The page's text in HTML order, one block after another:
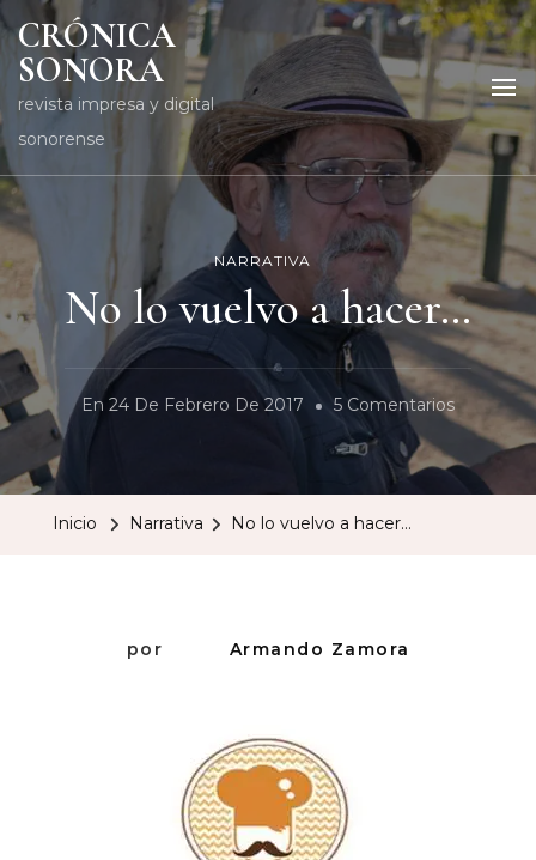
CRÓNICA
SONORA
revista impresa y digital
sonorense
NARRATIVA
No lo vuelvo a hacer…
En 24 De Febrero De 2017 5 ComentariosEn
No
Lo
Inicio Narrativa No lo vuelvo a hacer…
por Armando Zamora